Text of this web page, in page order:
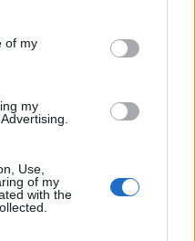
purposes in below Google
of my
my
Use,
of my
with the
Κληρονομιάς της
Τροόδους
φιλοξενεί δέκα
αρχιτεκτονική
τους. Οι εκκλησίες
δείγματα βυζαντινής